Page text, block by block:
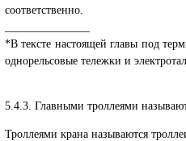
соответственно.
*В тексте настоящей главы под
однорельсовые тележки и
5.4.3. Главными троллеями
Троллеями крана называются